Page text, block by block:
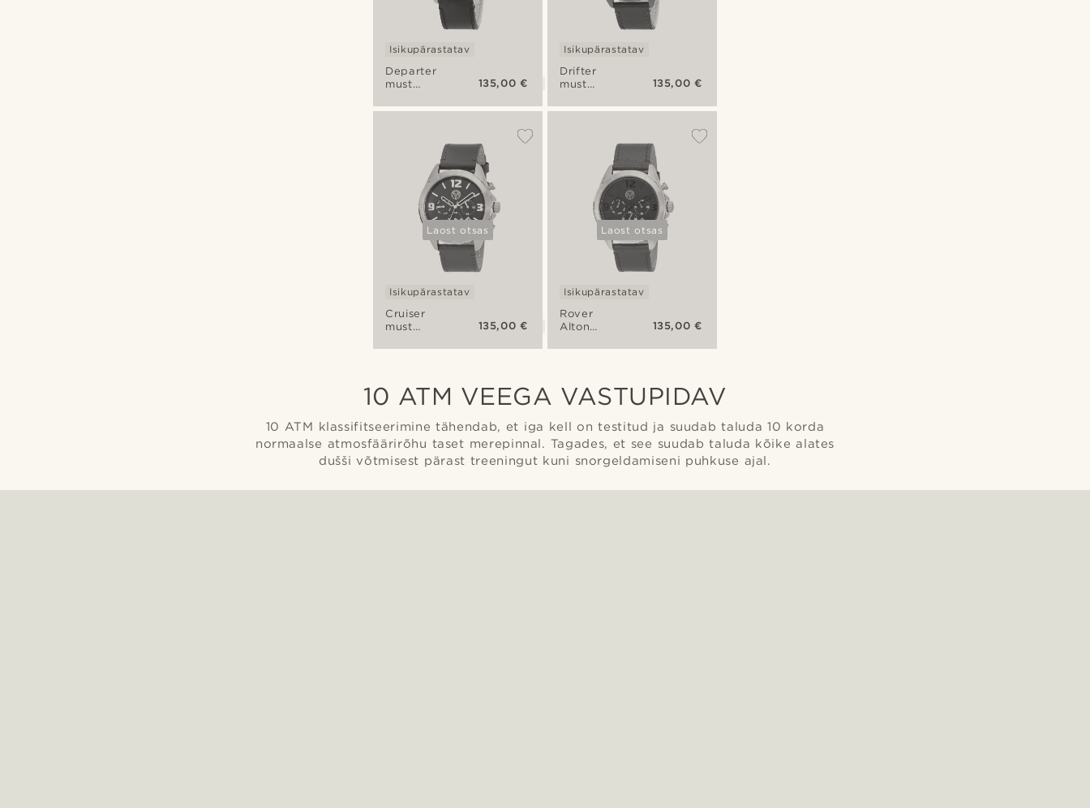
Departer
must
käekell
Isikupärastatav
135,00 €
Laost otsas
Cruiser
must
käekell
Isikupärastatav
135,00 €
Drifter
must
käekell
Isikupärastatav
135,00 €
Laost otsas
Rover
Alton
Isikupärastatav
135,00 €
10 ATM VEEGA VASTUPIDAV
10 ATM klassifitseerimine tähendab, et iga kell on testitud ja suudab taluda 10 korda
normaalse atmosfäärirõhu taset merepinnal. Tagades, et see suudab taluda kõike alates
dušši võtmisest pärast treeningut kuni snorgeldamiseni puhkuse ajal.